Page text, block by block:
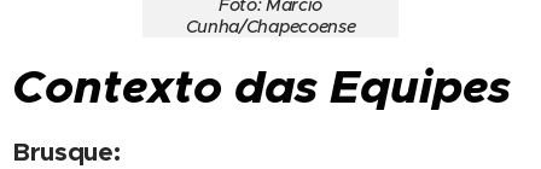
Foto: Marcio
Cunha/Chapecoense
Contexto das Equipes
Brusque: